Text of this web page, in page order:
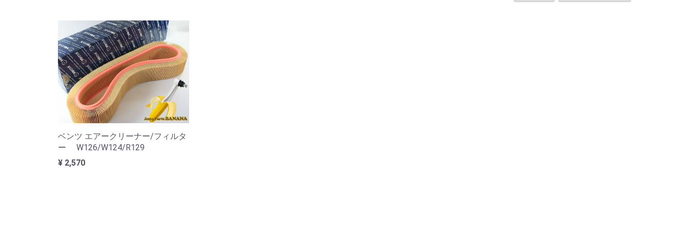
ベンツ エアークリーナー/フィルタ
ー W126/W124/R129
¥ 2,570